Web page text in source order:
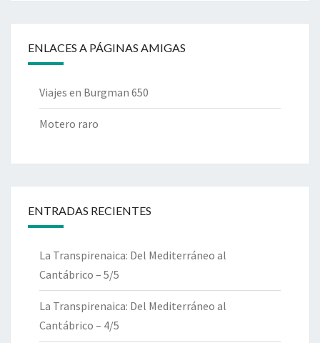
ENLACES A PÁGINAS AMIGAS
Viajes en Burgman 650
Motero raro
ENTRADAS RECIENTES
La Transpirenaica: Del Mediterráneo al
Cantábrico – 5/5
La Transpirenaica: Del Mediterráneo al
Cantábrico – 4/5